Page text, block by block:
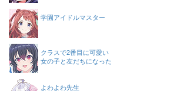
学園アイドルマスター
クラスで2番目に可愛い
女の子と友だちになった
よわよわ先生